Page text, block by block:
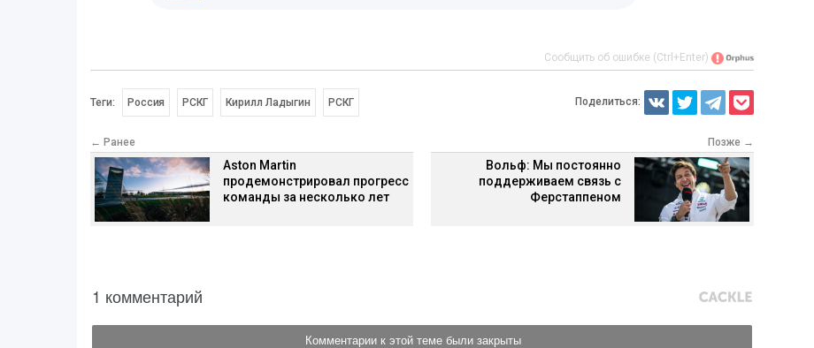
Сообщить об ошибке (Ctrl+Enter)
Теги: Россия РСКГ Кирилл Ладыгин РСКГ Поделиться:
← Ранее
Aston Martin
продемонстрировал прогресс
команды за несколько лет
Позже →
Вольф: Мы постоянно
поддерживаем связь с
Ферстаппеном
1 комментарий
Комментарии к этой теме были закрыты